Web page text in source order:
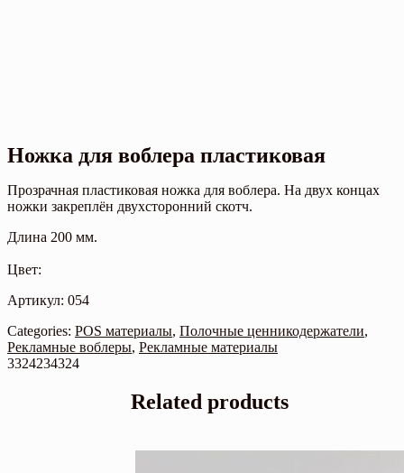
Ножка для воблера пластиковая
Прозрачная пластиковая ножка для воблера. На двух концах
ножки закреплён двухсторонний скотч.
Длина 200 мм.
Цвет:
Артикул: 054
Categories: POS материалы, Полочные ценникодержатели,
Рекламные воблеры, Рекламные материалы
3324234324
Related products